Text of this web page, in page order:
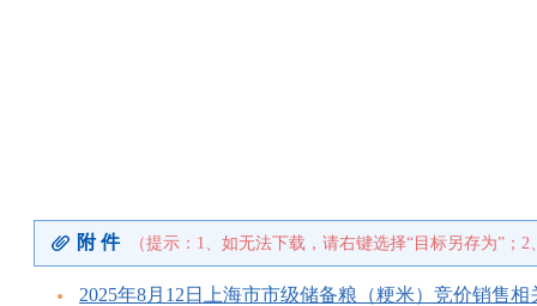
附 件 （提示：1、如无法下载，请右键选择“目标另存为”；
2025年8月12日上海市市级储备粮（粳米）竞价销售相